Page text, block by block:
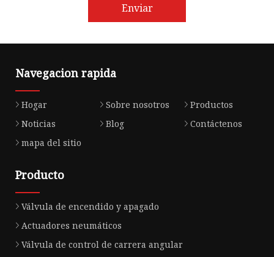
Enviar
Navegacion rapida
Hogar Sobre nosotros
Productos
Noticias
Blog
Contáctenos
mapa del sitio
Producto
Válvula de encendido y apagado
Actuadores neumáticos
Válvula de control de carrera angular